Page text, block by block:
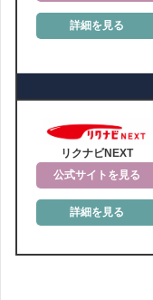
詳細を見る
リクナビNEXT
公式サイトを見る
詳細を見る